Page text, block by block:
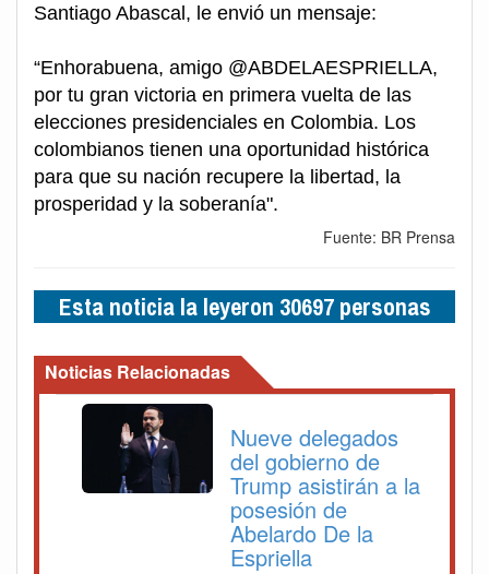
Santiago Abascal, le envió un mensaje:
“Enhorabuena, amigo @ABDELAESPRIELLA,
por tu gran victoria en primera vuelta de las
elecciones presidenciales en Colombia. Los
colombianos tienen una oportunidad histórica
para que su nación recupere la libertad, la
prosperidad y la soberanía".
Fuente: BR Prensa
Esta noticia la leyeron 30697 personas
Noticias Relacionadas
Nueve delegados
del gobierno de
Trump asistirán a la
posesión de
Abelardo De la
Espriella